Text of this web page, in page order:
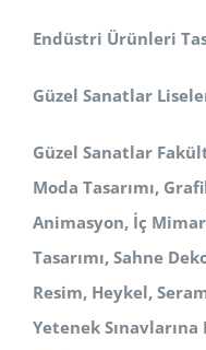
Endüstri Ürünleri
Güzel Sanatlar
Güzel Sanatlar
Moda Tasarımı,
Animasyon, İç
Tasarımı, Sahne
Resim, Heykel,
Yetenek Sınavlarına